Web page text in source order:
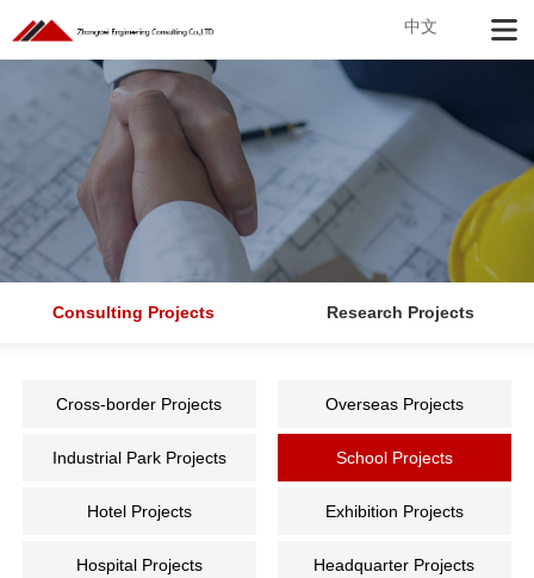
中文
Consulting Projects Research Projects
Cross-border Projects Overseas Projects
Industrial Park Projects School Projects
Hotel Projects Exhibition Projects
Hospital Projects Headquarter Projects